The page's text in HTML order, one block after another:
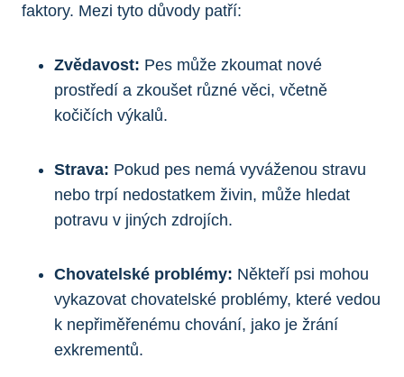
faktory. Mezi tyto důvody patří:
Zvědavost: Pes může zkoumat nové
prostředí a zkoušet různé věci, včetně
kočičích výkalů.
Strava: Pokud pes nemá vyváženou stravu
nebo trpí nedostatkem živin, může hledat
potravu v jiných zdrojích.
Chovatelské problémy: Někteří psi mohou
vykazovat chovatelské problémy, které vedou
k nepřiměřenému chování, jako je žrání
exkrementů.